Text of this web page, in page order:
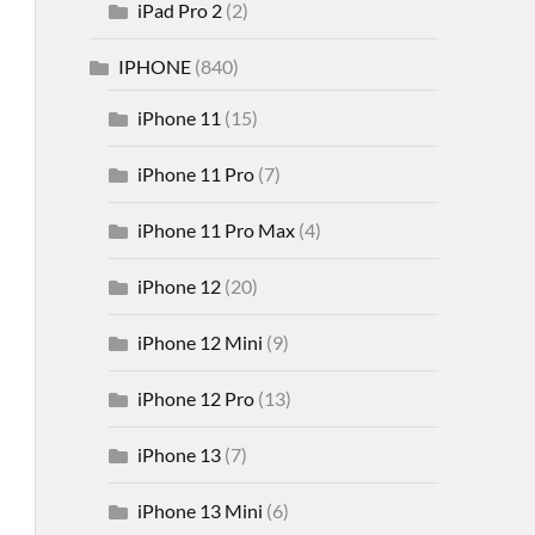
iPad Pro 2(2)
IPHONE(840)
iPhone 11 (15)
iPhone 11 Pro(7)
iPhone 11 Pro Max(4)
iPhone 12(20)
iPhone 12 Mini (9)
iPhone 12 Pro(13)
iPhone 13(7)
iPhone 13 Mini (6)